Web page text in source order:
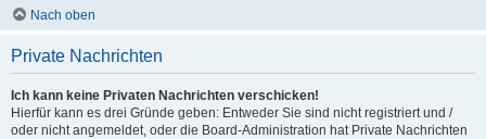
Nach oben
Private Nachrichten
Ich kann keine Privaten Nachrichten verschicken!
Hierfür kann es drei Gründe geben: Entweder Sie sind nicht registriert und /
oder nicht angemeldet, oder die Board-Administration hat Private Nachrichten